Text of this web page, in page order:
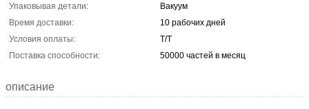
Упаковывая детали:
Вакуум
Время доставки:
10 рабочих дней
Условия оплаты:
T/T
Поставка способности:
50000 частей в месяц
описание